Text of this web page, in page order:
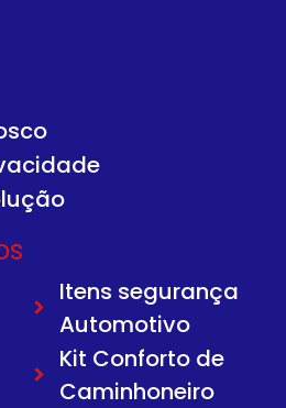
Itens segurança
Automotivo
Kit Conforto de
Caminhoneiro